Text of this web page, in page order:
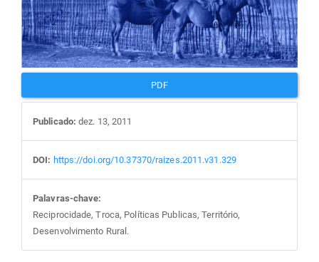
PDF
Publicado: dez. 13, 2011
DOI: https://doi.org/10.37370/raizes.2011.v31.329
Palavras-chave:
Reciprocidade, Troca, Políticas Publicas, Território,
Desenvolvimento Rural.